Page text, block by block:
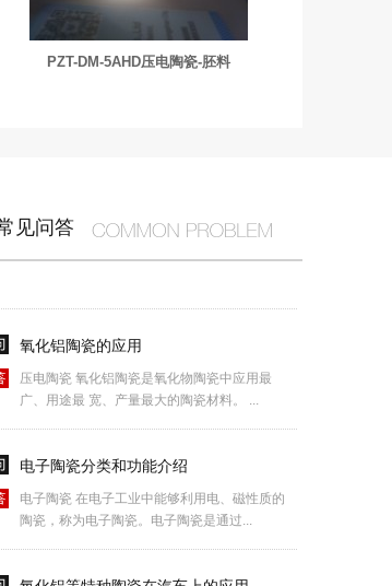
P
ZT-DM4D-圆柱压电陶瓷-φ15.75x5mm-136kHz
见问答
常用的电子陶瓷 有钛酸钡系，锆钛酸铅二元
压电陶瓷 氧化铝陶瓷是氧化物陶瓷中应用最
广、用途最 宽、产量最大的陶瓷材料。 ...
电子陶瓷 在电子工业中能够利用电、磁性质的
陶瓷，称为电子陶瓷。电子陶瓷是通过...